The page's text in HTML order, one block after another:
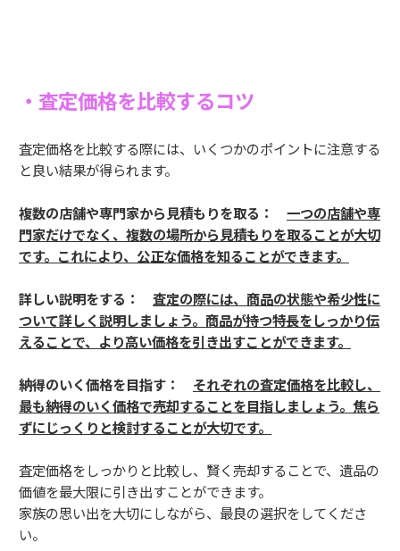
・査定価格を比較するコツ
査定価格を比較する際には、いくつかのポイントに注意する
と良い結果が得られます。
複数の店舗や専門家から見積もりを取る： 一つの店舗や専
門家だけでなく、複数の場所から見積もりを取ることが大切
です。これにより、公正な価格を知ることができます。
詳しい説明をする： 査定の際には、商品の状態や希少性に
ついて詳しく説明しましょう。商品が持つ特長をしっかり伝
えることで、より高い価格を引き出すことができます。
納得のいく価格を目指す： それぞれの査定価格を比較し、
最も納得のいく価格で売却することを目指しましょう。焦ら
ずにじっくりと検討することが大切です。
査定価格をしっかりと比較し、賢く売却することで、遺品の
価値を最大限に引き出すことができます。
家族の思い出を大切にしながら、最良の選択をしてくださ
い。